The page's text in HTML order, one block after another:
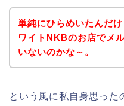
単純にひらめいたんだ
ワイトNKBのお店でメ
いないのかな～。
という風に私自身思った